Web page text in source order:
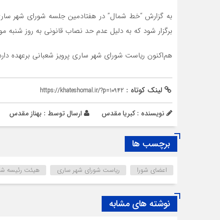
به گزارش “خط شمال” در هفتادمین جلسه شورای شهر
برگزار شود که به دلیل عدم حد نصاب قانونی به روز شنبه مورخه ۱۴ مرداد
هم‌اکنون ریاست شورای شهر ساری پرویز شعبانی برعهده
لینک کوتاه : https://khateshomal.ir/?p=10942
نویسنده : کبریا مقدس ارسال توسط : بهناز مقدس
برچسب ها
اعضای شورا ریاست شورای شهر ساری هیئت رئیسه
نوشته های مشابه